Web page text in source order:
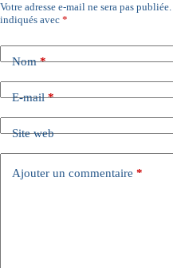
Votre adresse e-mail ne sera pas publiée.
indiqués avec *
Nom*
E-mail*
Site web
Ajouter un commentaire *